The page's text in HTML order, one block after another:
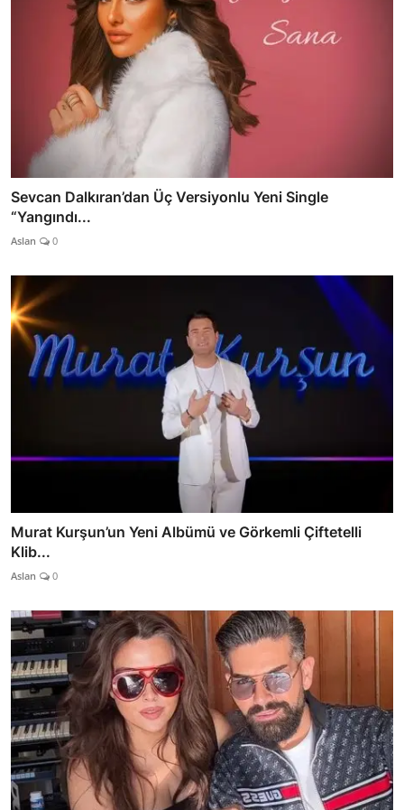
Sevcan Dalkıran’dan Üç Versiyonlu Yeni Single
“Yangındı...
Aslan 0
Murat Kurşun’un Yeni Albümü ve Görkemli Çiftetelli
Klib...
Aslan 0